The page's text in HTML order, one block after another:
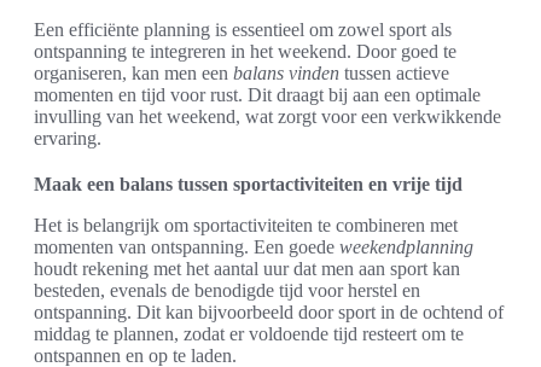
Een efficiënte planning is essentieel om zowel sport als
ontspanning te integreren in het weekend. Door goed te
organiseren, kan men een balans vinden tussen actieve
momenten en tijd voor rust. Dit draagt bij aan een optimale
invulling van het weekend, wat zorgt voor een verkwikkende
ervaring.
Maak een balans tussen sportactiviteiten en vrije tijd
Het is belangrijk om sportactiviteiten te combineren met
momenten van ontspanning. Een goede weekendplanning
houdt rekening met het aantal uur dat men aan sport kan
besteden, evenals de benodigde tijd voor herstel en
ontspanning. Dit kan bijvoorbeeld door sport in de ochtend of
middag te plannen, zodat er voldoende tijd resteert om te
ontspannen en op te laden.